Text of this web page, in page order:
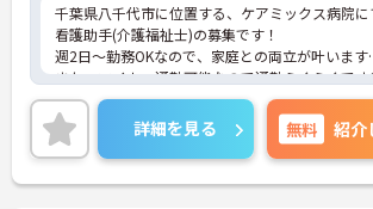
千葉県八千代市に位置する、ケアミックス病院に
看護助手(介護福祉士)の募集です！
週2日～勤務OKなので、家庭との両立が叶いま
また、マイカー通勤可能なので通勤らくらくで
ご興味のある方には、面接対策ポイントなど、さ
に詳細をお話しいたしますのでお気軽にご相談くだ
さい！
詳細を見る 無料 紹介